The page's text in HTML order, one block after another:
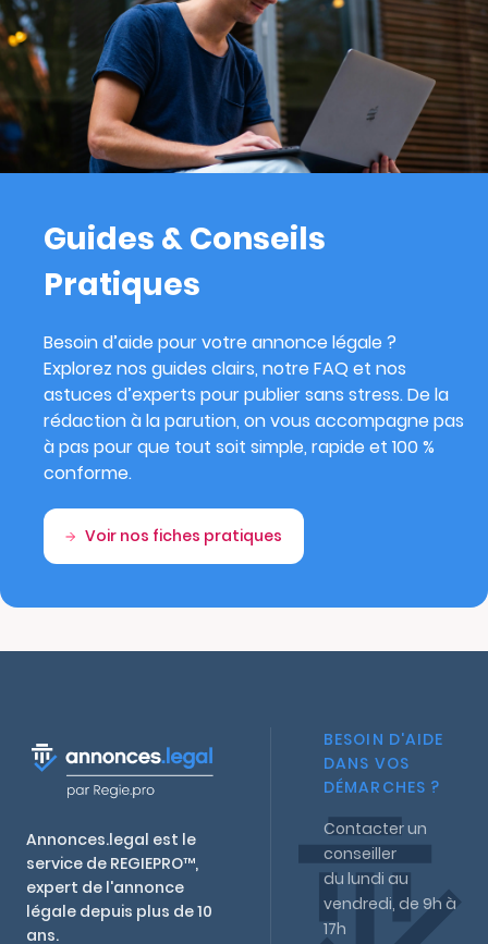
Guides & Conseils
Pratiques
Besoin d’aide pour votre annonce légale ?
Explorez nos guides clairs, notre FAQ et nos
astuces d’experts pour publier sans stress. De la
rédaction à la parution, on vous accompagne pas
à pas pour que tout soit simple, rapide et 100 %
conforme.
Voir nos fiches pratiques
Annonces.legal est le
service de REGIEPRO™,
expert de l'annonce
légale depuis plus de 10
ans.
BESOIN D'AIDE
DANS VOS
DÉMARCHES ?
Contacter un
conseiller
du lundi au
vendredi, de 9h à
17h